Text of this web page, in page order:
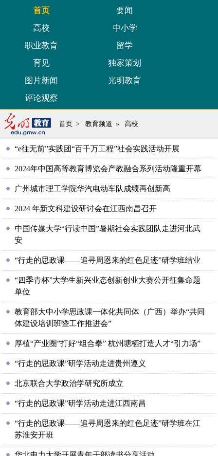
首页
要闻
高校
中小学
职业教育
留学
育见
独家策划
图片新闻
光明教育
评论观察
首页 > 教育频道 » 高校
“e往无前”实践团“百千万工程”社会实践活动开展
2024年中国高等教育博览会产教融合系列活动隆重开幕
广州城市理工学院华汽电动车队成绩再创新高
2024 年新文科建设研讨会在江西南昌召开
中国传媒大学“行读中国”暑期社会实践团队走进河北武
安
“行走的思政课——追寻周恩来的红色足迹”研学班结业
“四季青杯”大学生新兴业态创新创业大赛公开征集命题
单位
教育部大中小学思政课一体化共同体（广西）举办“共同
体建设培训班暨工作推进会”
厚植“产业圈”打好“组合拳” 杭州塘栖打造人才“引力场”
“行走的思政课”研学活动走进贵州遵义
北京联合大学政治学研究所成立
“行走的思政课”研学活动走进江西南昌
“行走的思政课——追寻周恩来的红色足迹”研学班在江
苏淮安开班